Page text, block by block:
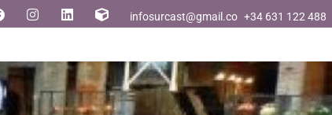
infosurcast@gmail.com+34 631 122 488